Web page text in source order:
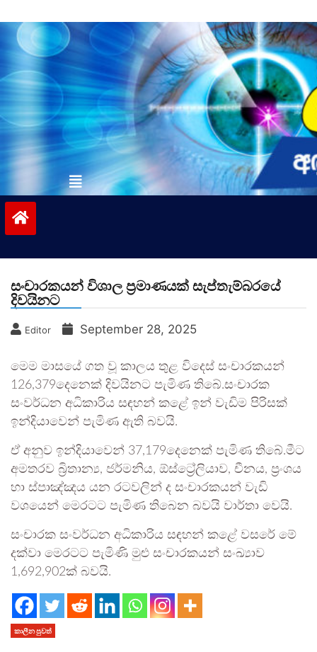
to
contentvinivida.lk
සංචාරකයන් විශාල ප්‍රමාණයක් සැප්තැම්බරයේ
දිවයිනට
Editor September 28, 2025
මෙම මාසයේ ගත වූ කාලය තුළ විදෙස් සංචාරකයන්
126,379දෙනෙක් දිවයිනට පැමිණ තිබේ.සංචාරක
සංවර්ධන අධිකාරිය සඳහන් කළේ ඉන් වැඩිම පිරිසක්
ඉන්දියාවෙන් පැමිණ ඇති බවයි.
ඒ අනුව ඉන්දියාවෙන් 37,179දෙනෙක් පැමිණ තිබේ.මීට
අමතරව බ්‍රිතාන්‍ය, ජර්මනිය, ඕස්ට්‍රේලියාව, චීනය, ප්‍රංශය
හා ස්පාඤ්ඤය යන රටවලින් ද සංචාරකයන් වැඩි
වශයෙන් මෙරටට පැමිණ තිබෙන බවයි වාර්තා වෙයි.
සංචාරක සංවර්ධන අධිකාරිය සඳහන් කළේ වසරේ මේ
දක්වා මෙරටට පැමිණි මුළු සංචාරකයන් සංඛ්‍යාව
1,692,902ක් බවයි.
කාලීන පුවත්